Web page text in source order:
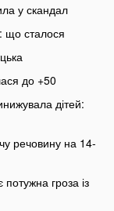
у скандал
що сталося
до +50
дітей:
речовину на 14-
гроза із